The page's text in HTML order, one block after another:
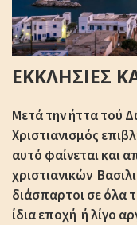
ΕΚΚΛΗΣΙΕΣ
Μετά την ήττα τού
Χριστιανισμός
αυτό φαίνεται και
χριστιανικών
διάσπαρτοι σε όλα
ίδια εποχή ή λίγο